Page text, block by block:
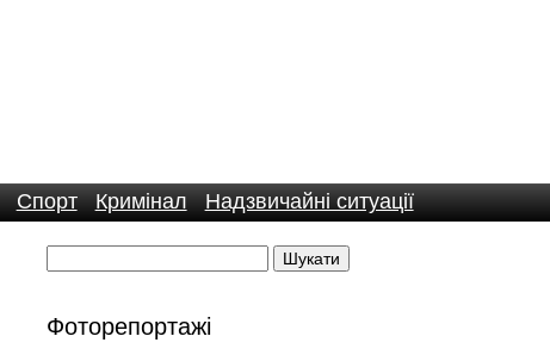
Спорт Кримінал Надзвичайні ситуації
Фоторепортажі